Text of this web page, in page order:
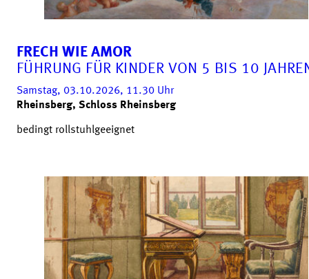
FRECH WIE AMOR
FÜHRUNG FÜR KINDER VON 5 BIS 10
Samstag, 03.10.2026, 11.30 Uhr
Rheinsberg, Schloss Rheinsberg
bedingt rollstuhlgeeignet